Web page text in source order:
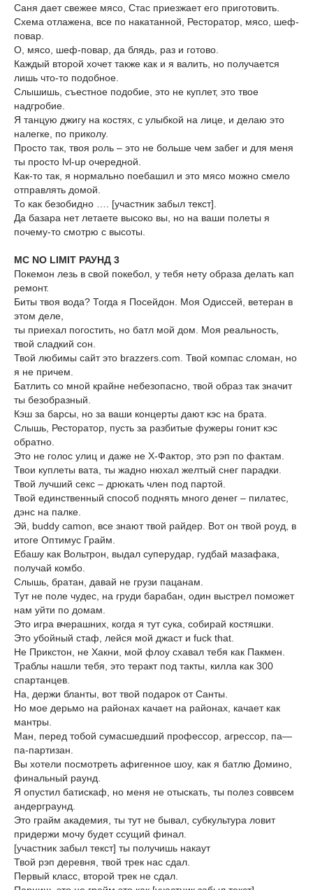
Саня дает свежее мясо, Стас приезжает его приготовить.
Схема отлажена, все по накатанной, Ресторатор, мясо, шеф-
повар.
О, мясо, шеф-повар, да блядь, раз и готово.
Каждый второй хочет также как и я валить, но получается
лишь что-то подобное.
Слышишь, съестное подобие, это не куплет, это твое
надгробие.
Я танцую джигу на костях, с улыбкой на лице, и делаю это
налегке, по приколу.
Просто так, твоя роль – это не больше чем забег и для меня
ты просто lvl-up очередной.
Как-то так, я нормально поебашил и это мясо можно смело
отправлять домой.
То как безобидно …. [участник забыл текст].
Да базара нет летаете высоко вы, но на ваши полеты я
почему-то смотрю с высоты.
MC NO LIMIT РАУНД 3
Покемон лезь в свой покебол, у тебя нету образа делать кап
ремонт.
Биты твоя вода? Тогда я Посейдон. Моя Одиссей, ветеран в
этом деле,
ты приехал погостить, но батл мой дом. Моя реальность,
твой сладкий сон.
Твой любимы сайт это brazzers.com. Твой компас сломан, но
я не причем.
Батлить со мной крайне небезопасно, твой образ так значит
ты безобразный.
Кэш за барсы, но за ваши концерты дают кэс на брата.
Слышь, Ресторатор, пусть за разбитые фужеры гонит кэс
обратно.
Это не голос улиц и даже не Х-Фактор, это рэп по фактам.
Твои куплеты вата, ты жадно нюхал желтый снег парадки.
Твой лучший секс – дрюкать член под партой.
Твой единственный способ поднять много денег – пилатес,
дэнс на палке.
Эй, buddy camon, все знают твой райдер. Вот он твой роуд, в
итоге Оптимус Грайм.
Ебашу как Вольтрон, выдал суперудар, гудбай мазафака,
получай комбо.
Слышь, братан, давай не грузи пацанам.
Тут не поле чудес, на груди барабан, один выстрел поможет
нам уйти по домам.
Это игра вчерашних, когда я тут сука, собирай костяшки.
Это убойный стаф, лейся мой джаст и fuck that.
Не Прикстон, не Хакни, мой флоу схавал тебя как Пакмен.
Траблы нашли тебя, это теракт под такты, килла как 300
спартанцев.
На, держи бланты, вот твой подарок от Санты.
Но мое дерьмо на районах качает на районах, качает как
мантры.
Ман, перед тобой сумасшедший профессор, агрессор, па—
па-партизан.
Вы хотели посмотреть афигенное шоу, как я батлю Домино,
финальный раунд.
Я опустил батискаф, но меня не отыскать, ты полез соввсем
андерграунд.
Это грайм академия, ты тут не бывал, субкультура ловит
придержи мочу будет ссущий финал.
[участник забыл текст] ты получишь накаут
Твой рэп деревня, твой трек нас сдал.
Первый класс, второй трек не сдал.